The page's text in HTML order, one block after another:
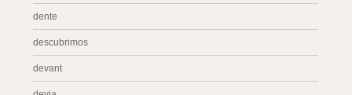
dente
descubrimos
devant